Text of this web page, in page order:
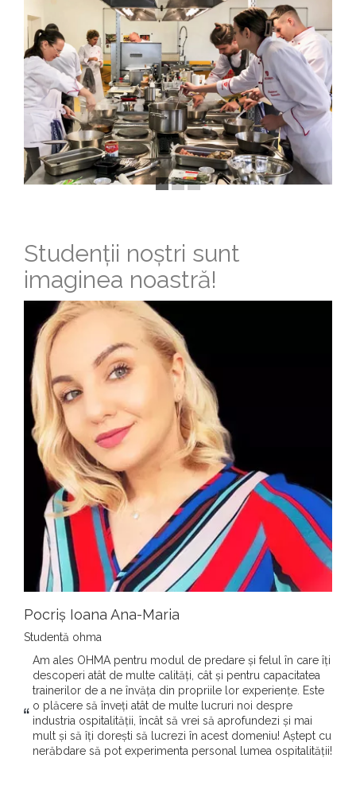
Studenții noștri sunt
imaginea noastră!
Pocriș Ioana Ana-Maria
Studentă ohma
Am ales OHMA pentru modul de predare și felul în care îți
descoperi atât de multe calități, cât și pentru capacitatea
trainerilor de a ne învăța din propriile lor experiențe. Este
o plăcere să înveți atât de multe lucruri noi despre
industria ospitalității, încât să vrei să aprofundezi și mai
mult și să îți dorești să lucrezi în acest domeniu! Aștept cu
nerăbdare să pot experimenta personal lumea ospitalității!